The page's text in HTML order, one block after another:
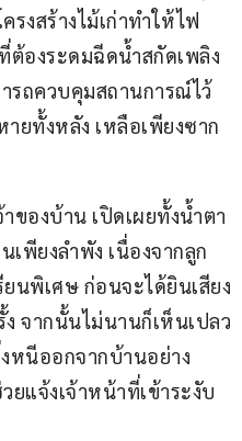
รงสร้างไม้เก่าทำให้ไฟ
ต้องระดมฉีดน้ำสกัดเพลิง
รถควบคุมสถานการณ์ไว้
ยทั้งหลัง เหลือเพียงซาก
ของบ้าน เปิดเผยทั้งน้ำตา
พียงลำพัง เนื่องจากลูก
นพิเศษ ก่อนจะได้ยินเสียง
ง จากนั้นไม่นานก็เห็นเปลว
หนีออกจากบ้านอย่าง
แจ้งเจ้าหน้าที่เข้าระงับ